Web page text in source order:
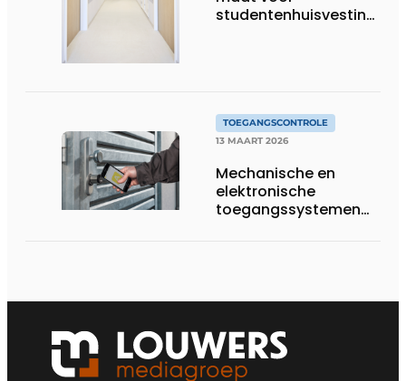
studentenhuisvesting
TOEGANGSCONTROLE
13 MAART 2026
Mechanische en
elektronische
toegangssystemen